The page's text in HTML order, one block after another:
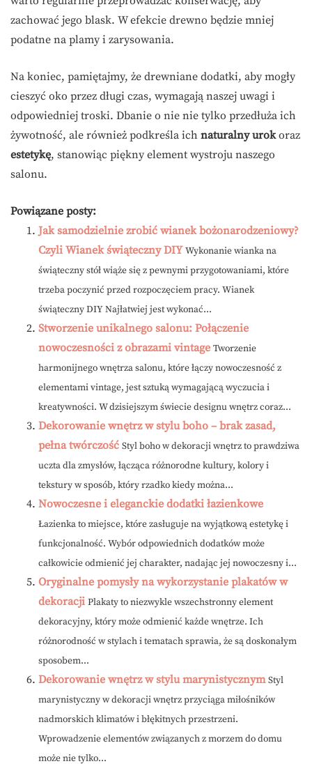
zachować jego blask. W efekcie drewno będzie mniej
podatne na plamy i zarysowania.
Na koniec, pamiętajmy, że drewniane dodatki, aby mogły
cieszyć oko przez długi czas, wymagają naszej uwagi i
odpowiedniej troski. Dbanie o nie nie tylko przedłuża ich
żywotność, ale również podkreśla ich naturalny urokoraz
estetykę, stanowiąc piękny element wystroju naszego
salonu.
Powiązane posty:
Jak samodzielnie zrobić wianek bożonarodzeniowy?
Czyli Wianek świąteczny DIY Wykonanie wianka na
świąteczny stół wiąże się z pewnymi przygotowaniami, które
trzeba poczynić przed rozpoczęciem pracy. Wianek
świąteczny DIY Najłatwiej jest wykonać...
Stworzenie unikalnego salonu: Połączenie
nowoczesności z obrazami vintage Tworzenie
harmonijnego wnętrza salonu, które łączy nowoczesność z
elementami vintage, jest sztuką wymagającą wyczucia i
kreatywności. W dzisiejszym świecie designu wnętrz coraz...
Dekorowanie wnętrz w stylu boho – brak zasad,
pełna twórczość Styl boho w dekoracji wnętrz to prawdziwa
uczta dla zmysłów, łącząca różnorodne kultury, kolory i
tekstury w sposób, który rzadko kiedy można...
Nowoczesne i eleganckie dodatki łazienkowe
Łazienka to miejsce, które zasługuje na wyjątkową estetykę i
funkcjonalność. Wybór odpowiednich dodatków może
całkowicie odmienić jej charakter, nadając jej nowoczesny i...
Oryginalne pomysły na wykorzystanie plakatów w
dekoracji Plakaty to niezwykle wszechstronny element
dekoracyjny, który może odmienić każde wnętrze. Ich
różnorodność w stylach i tematach sprawia, że są doskonałym
sposobem...
Dekorowanie wnętrz w stylu marynistycznym Styl
marynistyczny w dekoracji wnętrz przyciąga miłośników
nadmorskich klimatów i błękitnych przestrzeni.
Wprowadzenie elementów związanych z morzem do domu
może nie tylko...